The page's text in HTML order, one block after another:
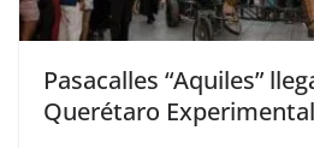
Pasacalles “Aquiles”
Querétaro Experimental